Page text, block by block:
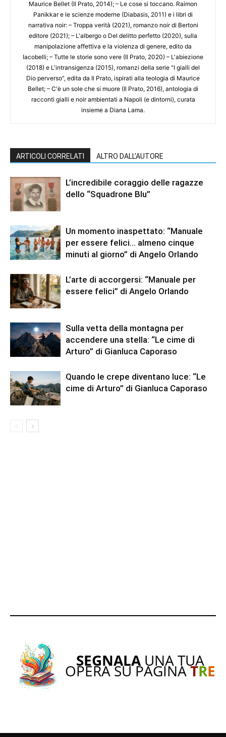
Maurice Bellet (Il Prato, 2014); – Le cose si toccano. Raimon
Panikkar e le scienze moderne (Diabasis, 2011) e i libri di
narrativa noir: – Troppa verità (2021), romanzo noir di Bertoni
editore (2021); – L'albergo o Del delitto perfetto (2020), sulla
manipolazione affettiva e la violenza di genere, edito da
Iacobelli; – Tutte le storie sono vere (Il Prato, 2020) – L'abiezione
(2018) e L'intransigenza (2015), romanzi della serie "I gialli del
Dio perverso", edita da Il Prato, ispirati alla teologia di Maurice
Bellet; – C'è un sole che si muore (Il Prato, 2016), antologia di
racconti gialli e noir ambientati a Napoli (e dintorni), curata
insieme a Diana Lama.
ARTICOLI CORRELATI ALTRO DALL'AUTORE
L’incredibile coraggio delle ragazze
dello “Squadrone Blu”
Un momento inaspettato: “Manuale
per essere felici… almeno cinque
minuti al giorno” di Angelo Orlando
L’arte di accorgersi: “Manuale per
essere felici” di Angelo Orlando
Sulla vetta della montagna per
accendere una stella: “Le cime di
Arturo” di Gianluca Caporaso
Quando le crepe diventano luce: “Le
cime di Arturo” di Gianluca Caporaso
SEGNALAUNA TUA
OPERA SU PAGINATRE